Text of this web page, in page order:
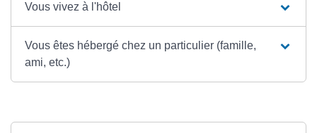
Vous vivez à l'hôtel
Vous êtes hébergé chez un particulier (famille,
ami, etc.)